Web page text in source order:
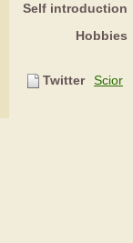
Self introduction
Hobbies
Twitter Scior